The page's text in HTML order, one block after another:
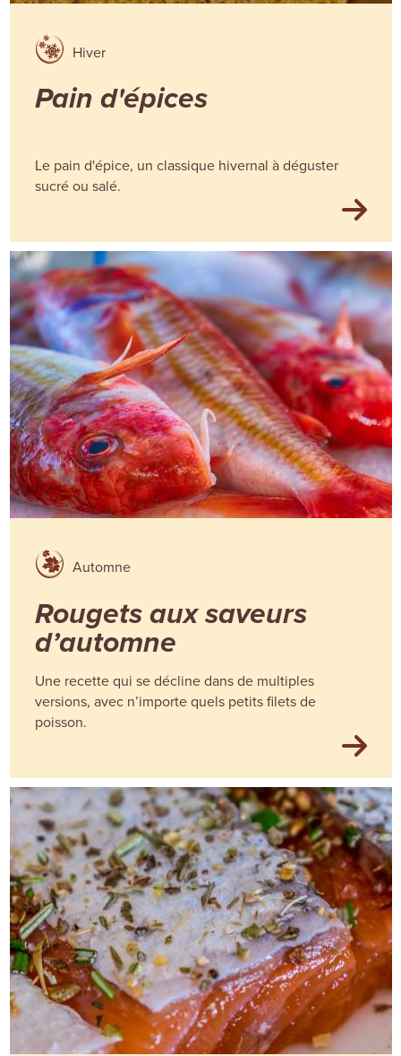
Hiver
Pain d'épices
Le pain d'épice, un classique hivernal à déguster
sucré ou salé.
Automne
Rougets aux saveurs
d’automne
Une recette qui se décline dans de multiples
versions, avec n’importe quels petits filets de
poisson.